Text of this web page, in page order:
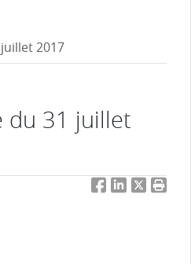
2017
du 31 juillet
FacebookLinkedIn
Twitter